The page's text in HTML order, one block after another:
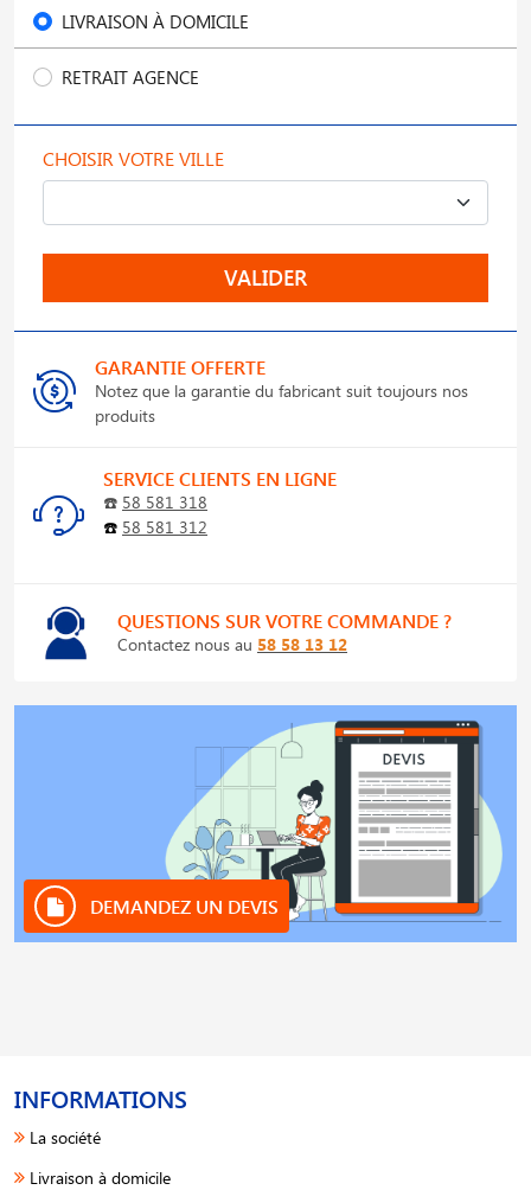
LIVRAISON À DOMICILE
RETRAIT AGENCE
CHOISIR VOTRE VILLE
VALIDER
GARANTIE OFFERTE
Notez que la garantie du fabricant suit toujours nos
produits
SERVICE CLIENTS EN LIGNE
☎️ 58 581 318
☎️ 58 581 312
QUESTIONS SUR VOTRE COMMANDE ?
Contactez nous au 58 58 13 12
DEMANDEZ UN DEVIS
INFORMATIONS
La société
Livraison à domicile